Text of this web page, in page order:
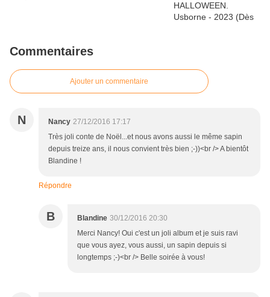
Commentaires
Ajouter un commentaire
N Nancy 27/12/2016 17:17
Très joli conte de Noël...et nous avons aussi le même sapin
depuis treize ans, il nous convient très bien ;-))<br /> A bientôt
Blandine !
Répondre
B Blandine 30/12/2016 20:30
Merci Nancy! Oui c'est un joli album et je suis ravi
que vous ayez, vous aussi, un sapin depuis si
longtemps ;-)<br /> Belle soirée à vous!